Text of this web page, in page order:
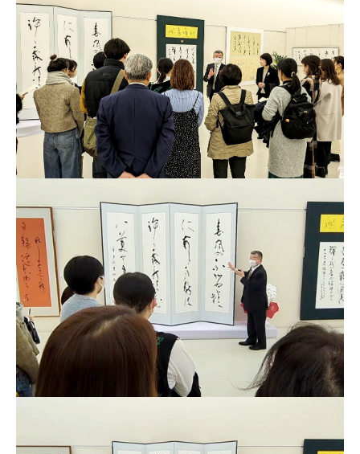
産官学連携
奈良国立大学機構
図書館
教育資料館
情報センター
自然環境教育センター
理数教育研究センター
特別支援教育研究センター
Nara ISC/ 国際戦略センター